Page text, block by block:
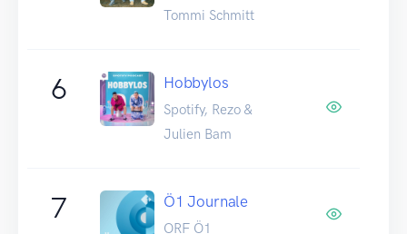
Tommi Schmitt
6 Hobbylos
Spotify, Rezo &
Julien Bam
7 Ö1 Journale
ORF Ö1